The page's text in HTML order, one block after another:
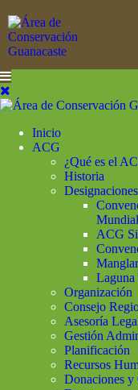
Inicio
ACG
¿Qué es el
Historia
Mundial
ACG
Laguna
Organización
Consejo
Asesoría
Gestión
Planificación
Recursos
Donaciones y